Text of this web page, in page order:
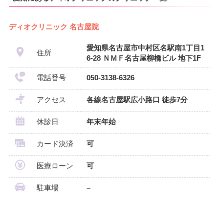
ディオクリニック 名古屋院
住所
愛知県名古屋市中村区名駅南1丁目1
6-28 ＮＭＦ名古屋柳橋ビル 地下1F
電話番号 050-3138-6326
アクセス 各線名古屋駅広小路口 徒歩7分
休診日 年末年始
カード決済 可
医療ローン 可
駐車場 –